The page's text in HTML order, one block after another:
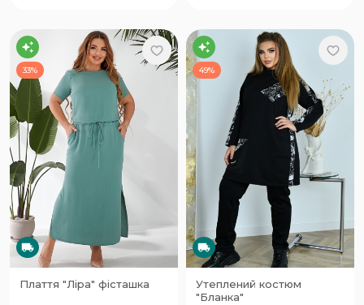
33%
Плаття "Ліра" фісташка
49%
Утеплений костюм
"Бланка"